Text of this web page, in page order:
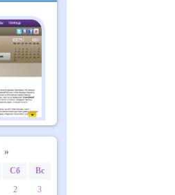
»
Сб
Вс
2
3